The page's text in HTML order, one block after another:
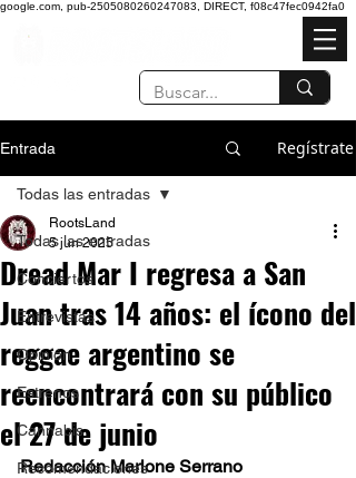
google.com, pub-2505080260247083, DIRECT, f08c47fec0942fa0
Entrada Regístrate
Todas las entradas
Conciertos
Entrevistas
Opinión
Estrenos
Cannabis
Recomendaciones
Todas las entradas
Dread Mar I regresa a San
Juan tras 14 años: el ícono del
reggae argentino se
reencontrará con su público
el 27 de junio
RootsLand
5 jun 2025
Redacción Marlone Serrano